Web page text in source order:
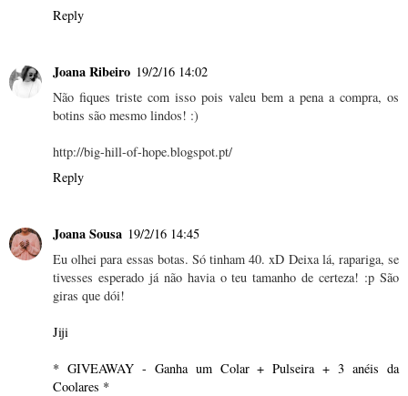
Reply
Joana Ribeiro 19/2/16 14:02
Não fiques triste com isso pois valeu bem a pena a compra, os
botins são mesmo lindos! :)
http://big-hill-of-hope.blogspot.pt/
Reply
Joana Sousa 19/2/16 14:45
Eu olhei para essas botas. Só tinham 40. xD Deixa lá, rapariga, se
tivesses esperado já não havia o teu tamanho de certeza! :p São
giras que dói!
Jiji
* GIVEAWAY - Ganha um Colar + Pulseira + 3 anéis da
Coolares *